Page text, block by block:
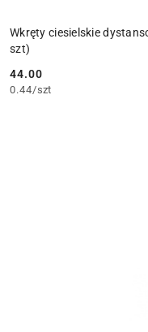
Wkręty ciesielskie
szt)
Cena:
44.00
0.44/szt